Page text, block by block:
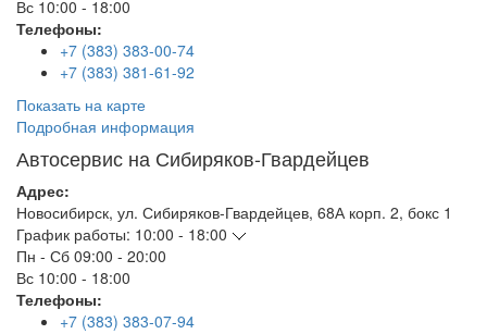
Вс 10:00 - 18:00
Телефоны:
+7 (383) 383-00-74
+7 (383) 381-61-92
Показать на карте
Подробная информация
Автосервис на Сибиряков-Гвардейцев
Адрес:
Новосибирск, ул. Сибиряков-Гвардейцев, 68А корп. 2, бокс 1
График работы: 10:00 - 18:00
Пн - Сб 09:00 - 20:00
Вс 10:00 - 18:00
Телефоны:
+7 (383) 383-07-94